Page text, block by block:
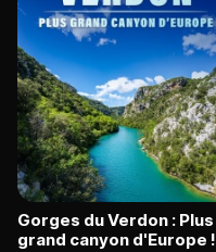
Gorges du Verdon : Plus
grand canyon d'Europe !